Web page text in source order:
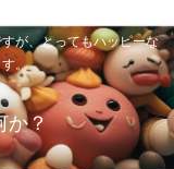
が、とってもハッピーな
。
か？